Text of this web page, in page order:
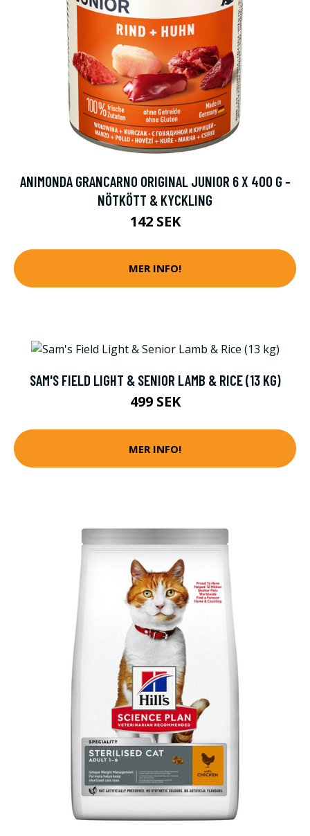
ANIMONDA GRANCARNO ORIGINAL JUNIOR 6 X 400 G -
NÖTKÖTT & KYCKLING
142 SEK
MER INFO!
SAM'S FIELD LIGHT & SENIOR LAMB & RICE (13 KG)
499 SEK
MER INFO!